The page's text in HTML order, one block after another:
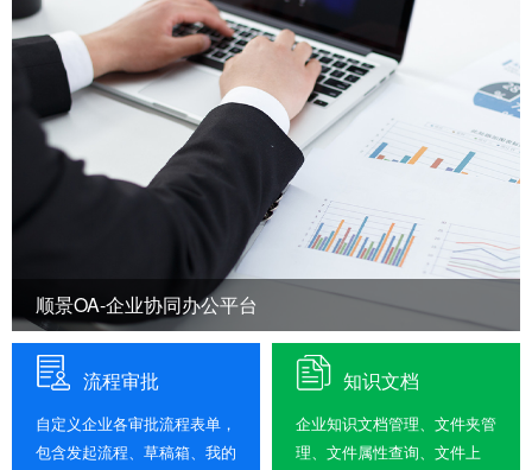
顺景OA-企业协同办公平台
流程审批
自定义企业各审批流程表单，
包含发起流程、草稿箱、我的
知识文档
企业知识文档管理、文件夹管
理、文件属性查询、文件上